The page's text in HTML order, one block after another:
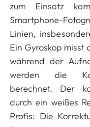
zum Einsatz
Smartphone-
Linien,
Ein Gyroskop misst
während der
werden die
berechnet. Der
durch ein weißes
Profis: Die